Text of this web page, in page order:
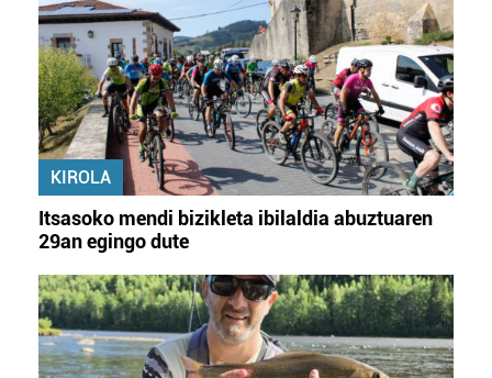
KIROLA
Itsasoko mendi bizikleta ibilaldia abuztuaren
29an egingo dute